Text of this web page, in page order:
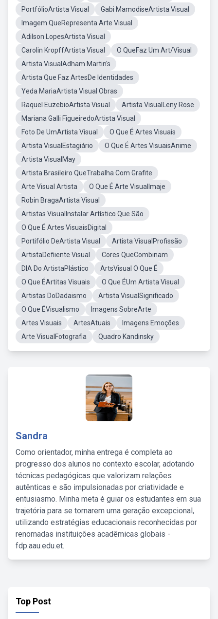
PortfólioArtista Visual
Gabi MamodiseArtista Visual
Imagem QueRepresenta Arte Visual
Adilson LopesArtista Visual
Carolin KropffArtista Visual
O QueFaz Um Art/Visual
Artista VisualAdham Martin's
Artista Que Faz ArtesDe Identidades
Yeda MariaArtista Visual Obras
Raquel EuzebioArtista Visual
Artista VisualLeny Rose
Mariana Galli FigueiredoArtista Visual
Foto De UmArtista Visual
O Que É Artes Visuais
Artista VisualEstagiário
O Que É Artes VisuaisAnime
Artista VisualMay
Artista Brasileiro QueTrabalha Com Grafite
Arte Visual Artista
O Que É Arte VisualImaje
Robin BragaArtista Visual
Artistas VisualInstalar Artístico Que São
O Que É Artes VisuaisDigital
Portifólio DeArtista Visual
Artista VisualProfissão
ArtistaDefiiente Visual
Cores QueCombinam
DIA Do ArtistaPlástico
ArtsVisual O Que É
O Que ÉArtitas Visuais
O Que ÉUm Artista Visual
Artistas DoDadaismo
Artista VisualSignificado
O Que ÉVisualismo
Imagens SobreArte
Artes Visuais
ArtesAtuais
Imagens Emoções
Arte VisualFotografia
Quadro Kandinsky
Sandra
Como orientador, minha entrega é completa ao
progresso dos alunos no contexto escolar, adotando
técnicas pedagógicas que valorizam relações
autênticas e são impulsionadas por criatividade e
entusiasmo. Minha meta é guiar os estudantes em sua
trajetória para se tornarem uma geração excepcional,
utilizando estratégias educacionais reconhecidas por
renomadas instituições acadêmicas globais -
fdp.aau.edu.et.
Top Post